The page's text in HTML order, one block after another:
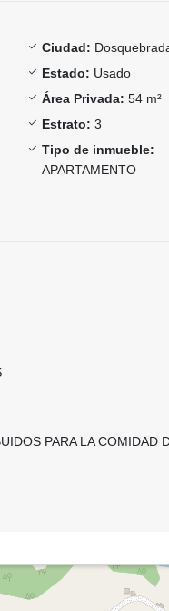
Ciudad:
Estado: Usado
Área Privada: 54 m²
Estrato: 3
Tipo de inmueble:
APARTAMENTO
PARA LA COMIDAD